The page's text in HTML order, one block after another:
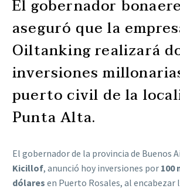
El gobernador
aseguró que la
Oiltanking realizará
inversiones
puerto civil de la
Punta Alta.
El gobernador de la provincia de Buenos
Kicillof, anunció hoy inversiones por 100
dólares en Puerto Rosales, al encabezar